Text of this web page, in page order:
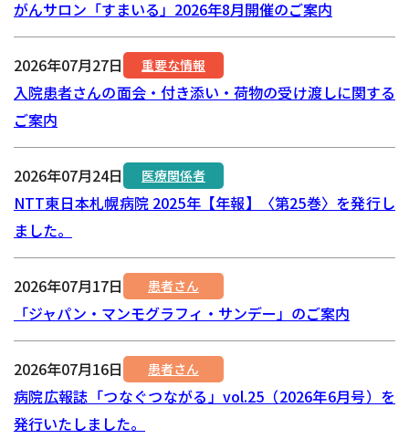
がんサロン「すまいる」2026年8月開催のご案内
2026年07月27日 重要な情報
入院患者さんの面会・付き添い・荷物の受け渡しに関する
ご案内
2026年07月24日 医療関係者
NTT東日本札幌病院 2025年【年報】〈第25巻〉を発行し
ました。
2026年07月17日 患者さん
「ジャパン・マンモグラフィ・サンデー」のご案内
2026年07月16日 患者さん
病院広報誌「つなぐつながる」vol.25（2026年6月号）を
発行いたしました。